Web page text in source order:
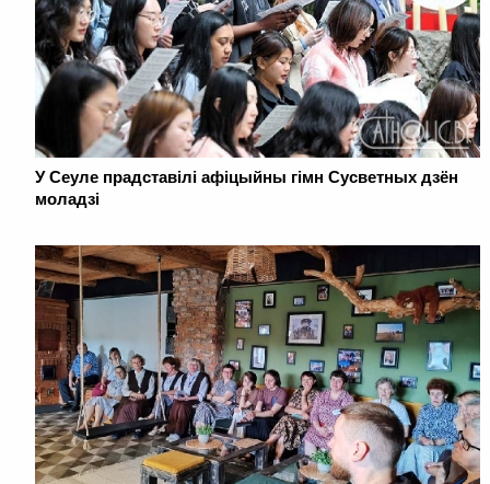
У Сеуле прадставілі афіцыйны гімн Сусветных дзён
моладзі